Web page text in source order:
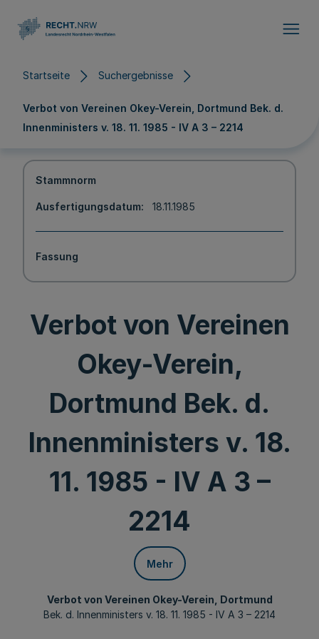
Startseite Suchergebnisse
Verbot von Vereinen Okey-Verein, Dortmund Bek. d.
Innenministers v. 18. 11. 1985 - IV A 3 – 2214
Stammnorm
Ausfertigungsdatum 18.11.1985
Fassung
Verbot von Vereinen
Okey-Verein,
Dortmund Bek. d.
Innenministers v. 18.
11. 1985 - IV A 3 –
2214
Mehr
Verbot von Vereinen Okey-Verein, Dortmund
Bek. d. Innenministers v. 18. 11. 1985 - IV A 3 – 2214